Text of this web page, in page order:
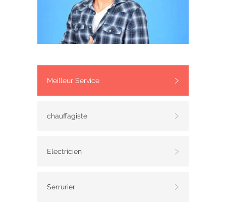
Meilleur Service
chauffagiste
Electricien
Serrurier